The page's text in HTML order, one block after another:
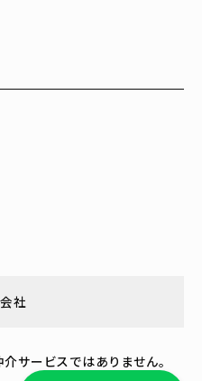
社
サービスではありません。